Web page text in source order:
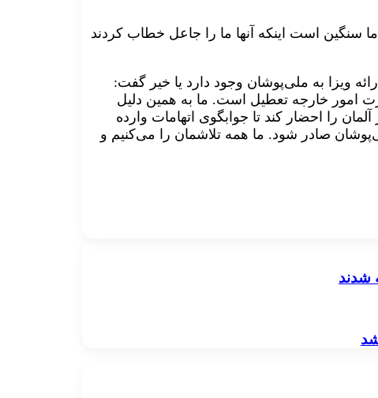
سنگین است اینکه آنها ما را جاعل خطاب کردند
ویزا به ملی‌پوشان وجود دارد یا خیر گفت:
امور خارجه تعطیل است. ما به همین دلیل
را احضار کند تا جوابگوی اتهامات وارده
صادر شود. ما همه تلاشمان را می‌کنیم و
شدند